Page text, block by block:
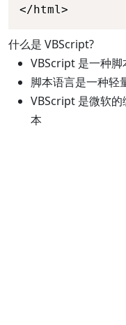
</html>
什么是 VBScript?
VBScript 是一种脚
脚本语言是一种轻
VBScript 是微软
本